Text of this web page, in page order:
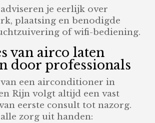
je eerlijk over
plaatsing en benodigde
of wifi-bediening.
van airco laten
door professionals
een airconditioner in
Rijn volgt altijd een vast
eerste consult tot nazorg.
zorg uit handen: